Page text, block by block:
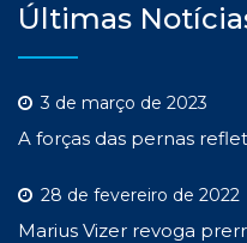
Últimas
3 de março de 2023
A forças das pernas
28 de fevereiro de 2022
Marius Vizer revoga